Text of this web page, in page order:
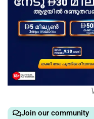
Join our community